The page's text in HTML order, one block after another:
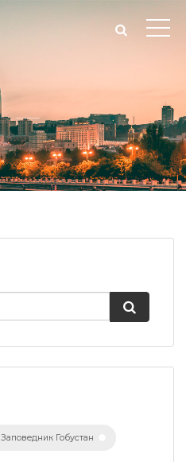
Заповедник Гобустан